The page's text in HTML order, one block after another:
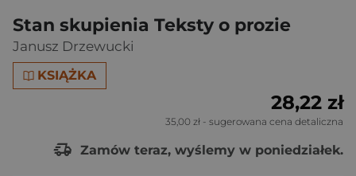
Stan skupienia Teksty o prozie
Janusz Drzewucki
KSIĄŻKA
28,22 zł
35,00 zł - sugerowana cena detaliczna
Zamów teraz, wyślemy w poniedziałek.